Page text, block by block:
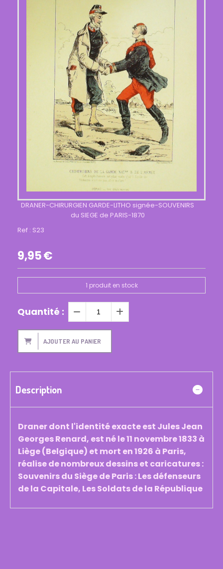
DRANER-CHIRURGIEN GARDE-LITHO signée-SOUVENIRS
du SIEGE de PARIS-1870
Ref : S23
9,95€
1 produit en stock
Quantité :
AJOUTER AU PANIER
Description
Draner dont l'identité exacte est Jules Jean
Georges Renard, est né le 11 novembre 1833 à
Liège (Belgique) et mort en 1926 à Paris,
réalise de nombreux dessins et caricatures :
Souvenirs du Siège de Paris : Les défenseurs
de la Capitale, Les Soldats de la République